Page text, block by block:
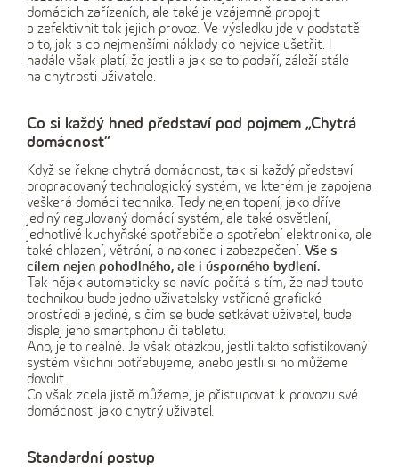
domácích zařízeních, ale také je vzájemně propojit
a zefektivnit tak jejich provoz. Ve výsledku jde v podstatě
o to, jak s co nejmenšími náklady co nejvíce ušetřit. I
nadále však platí, že jestli a jak se to podaří, záleží stále
na chytrosti uživatele.
Co si každý hned představí pod pojmem „Chytrá
domácnost“
Když se řekne chytrá domácnost, tak si každý představí
propracovaný technologický systém, ve kterém je zapojena
veškerá domácí technika. Tedy nejen topení, jako dříve
jediný regulovaný domácí systém, ale také osvětlení,
jednotlivé kuchyňské spotřebiče a spotřební elektronika, ale
také chlazení, větrání, a nakonec i zabezpečení. Vše s
cílem nejen pohodlného, ale i úsporného bydlení.
Tak nějak automaticky se navíc počítá s tím, že nad touto
technikou bude jedno uživatelsky vstřícné grafické
prostředí a jediné, s čím se bude setkávat uživatel, bude
displej jeho smartphonu či tabletu.
Ano, je to reálné. Je však otázkou, jestli takto sofistikovaný
systém všichni potřebujeme, anebo jestli si ho můžeme
dovolit.
Co však zcela jistě můžeme, je přistupovat k provozu své
domácnosti jako chytrý uživatel.
Standardní postup